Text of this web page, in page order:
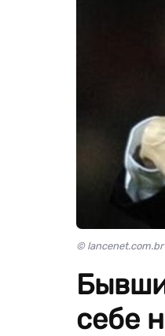
© lancenet.com.br
себе